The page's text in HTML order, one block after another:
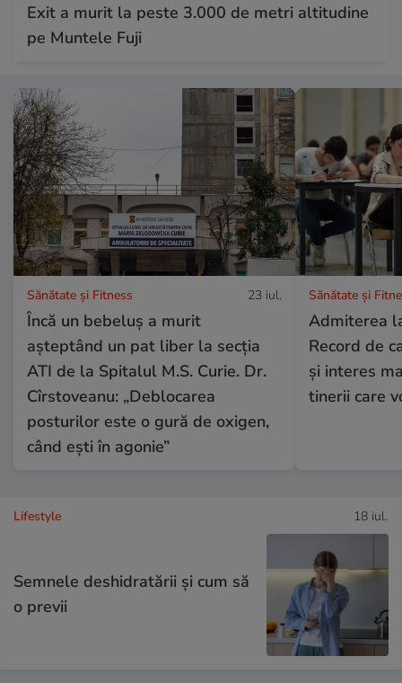
Exit a murit la peste 3.000 de metri altitudine
pe Muntele Fuji
Sănătate și Fitness 23 iul.
Încă un bebeluș a murit
așteptând un pat liber la secția
ATI de la Spitalul M.S. Curie. Dr.
Cîrstoveanu: „Deblocarea
posturilor este o gură de oxigen,
când ești în agonie”
Sănătate și
Admiterea
Record de
și interes
tinerii care
Lifestyle 18 iul.
Semnele deshidratării și cum să
o previi